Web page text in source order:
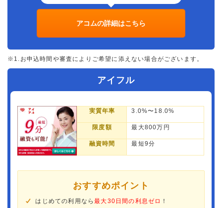
アコムの詳細はこちら
※1.お申込時間や審査によりご希望に添えない場合がございます。
アイフル
実質年率 3.0%〜18.0%
限度額 最大800万円
融資時間 最短9分
おすすめポイント
はじめての利用なら最大30日間の利息ゼロ ！